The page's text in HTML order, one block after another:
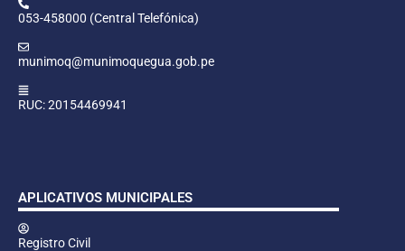
053-458000 (Central Telefónica)
munimoq@munimoquegua.gob.pe
RUC: 20154469941
APLICATIVOS MUNICIPALES
Registro Civil